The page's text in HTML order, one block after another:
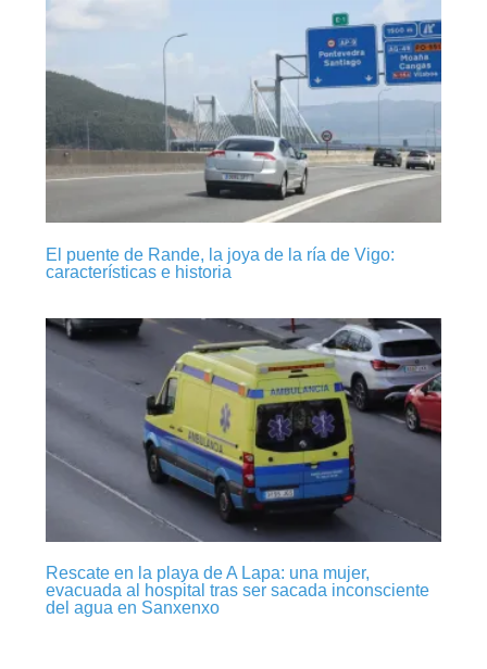
El puente de Rande, la joya de la ría de Vigo:
características e historia
Rescate en la playa de A Lapa: una mujer,
evacuada al hospital tras ser sacada inconsciente
del agua en Sanxenxo